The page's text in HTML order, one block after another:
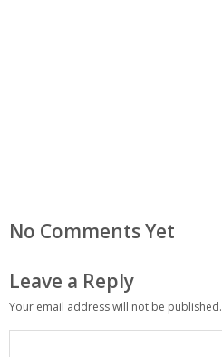
No Comments Yet
Leave a Reply
Your email address will not be published.